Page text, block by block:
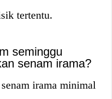
tertentu.
seminggu
senam irama?
irama minimal